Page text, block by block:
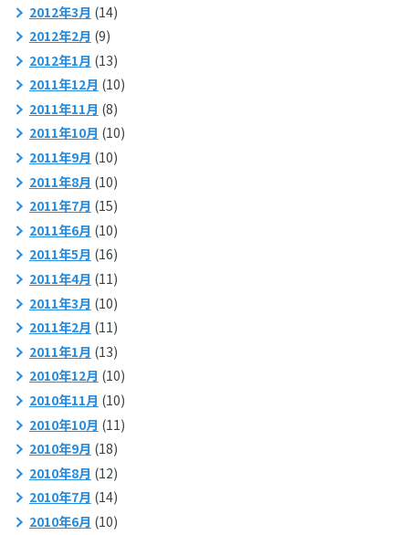
2012年3月 (14)
2012年2月 (9)
2012年1月 (13)
2011年12月 (10)
2011年11月 (8)
2011年10月 (10)
2011年9月 (10)
2011年8月 (10)
2011年7月 (15)
2011年6月 (10)
2011年5月 (16)
2011年4月 (11)
2011年3月 (10)
2011年2月 (11)
2011年1月 (13)
2010年12月 (10)
2010年11月 (10)
2010年10月 (11)
2010年9月 (18)
2010年8月 (12)
2010年7月 (14)
2010年6月 (10)